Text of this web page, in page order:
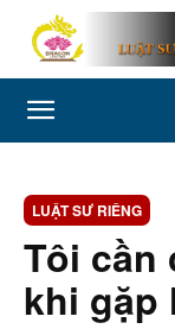
LUẬT SƯ RIÊNG
Tôi cần
khi gặp